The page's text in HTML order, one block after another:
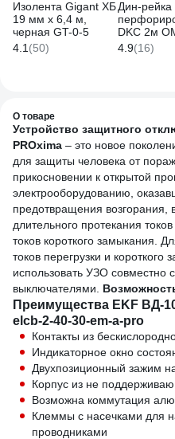
Изолента Gigant ХБ
19 мм х 6,4 м,
черная GT-0-5
4.1 (50)
Дин-рейка
DKC 2м
35x7,5мм.
02140DIY
4.9(16)
О товаре
Устройство защитного
PROxima – это новое
для защиты человека от
прикосновении к открытой
электрооборудованию,
предотвращения возгорания,
длительного протекания
токов короткого замыкания.
токов перегрузки и
использовать УЗО совместно
выключателями.
Преимущества EKF ВД-
elcb-2-40-30-em-a-pro
Контакты из
Индикаторное окно
Двухпозиционный зажим
Корпус из не
Возможна коммутация
Клеммы с насечками для
проводниками